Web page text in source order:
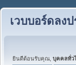
เวบบอร์ดลง
ยินดีต้อนรับคุณ, บุคคลทั่ว